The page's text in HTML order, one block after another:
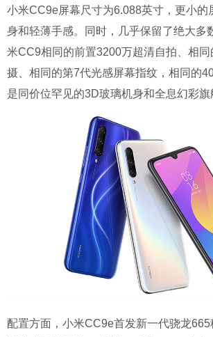
小米CC9e屏幕尺寸为6.088英寸，更小的
身和轻薄手感。同时，几乎保留了绝大多
米CC9相同的前置3200万超清自拍、相
摄、相同的第7代光感屏幕指纹，相同的
是同价位罕见的3D玻璃机身和全息幻彩旗
配置方面，小米CC9e首发新一代骁龙